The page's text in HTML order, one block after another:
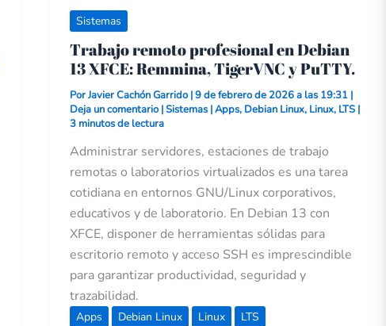
Sistemas
Trabajo remoto profesional en Debian
13 XFCE: Remmina, TigerVNC y PuTTY.
PorJavier Cachón Garrido|9 de febrero de 2026 a las 19:31 |
Deja un comentario |Sistemas |Apps, Debian Linux, Linux, LTS |
3 minutos de lectura
Administrar servidores, estaciones de trabajo
remotas o laboratorios virtualizados es una tarea
cotidiana en entornos GNU/Linux corporativos,
educativos y de laboratorio. En Debian 13 con
XFCE, disponer de herramientas sólidas para
escritorio remoto y acceso SSH es imprescindible
para garantizar productividad, seguridad y
trazabilidad.
Apps Debian Linux Linux LTS